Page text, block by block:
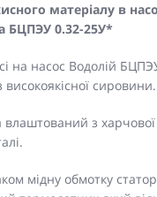
матеріалу в
БЦПЭУ 0.32-25У*
на насос Водолій
сировини.
влаштований з харчової
мідну обмотку